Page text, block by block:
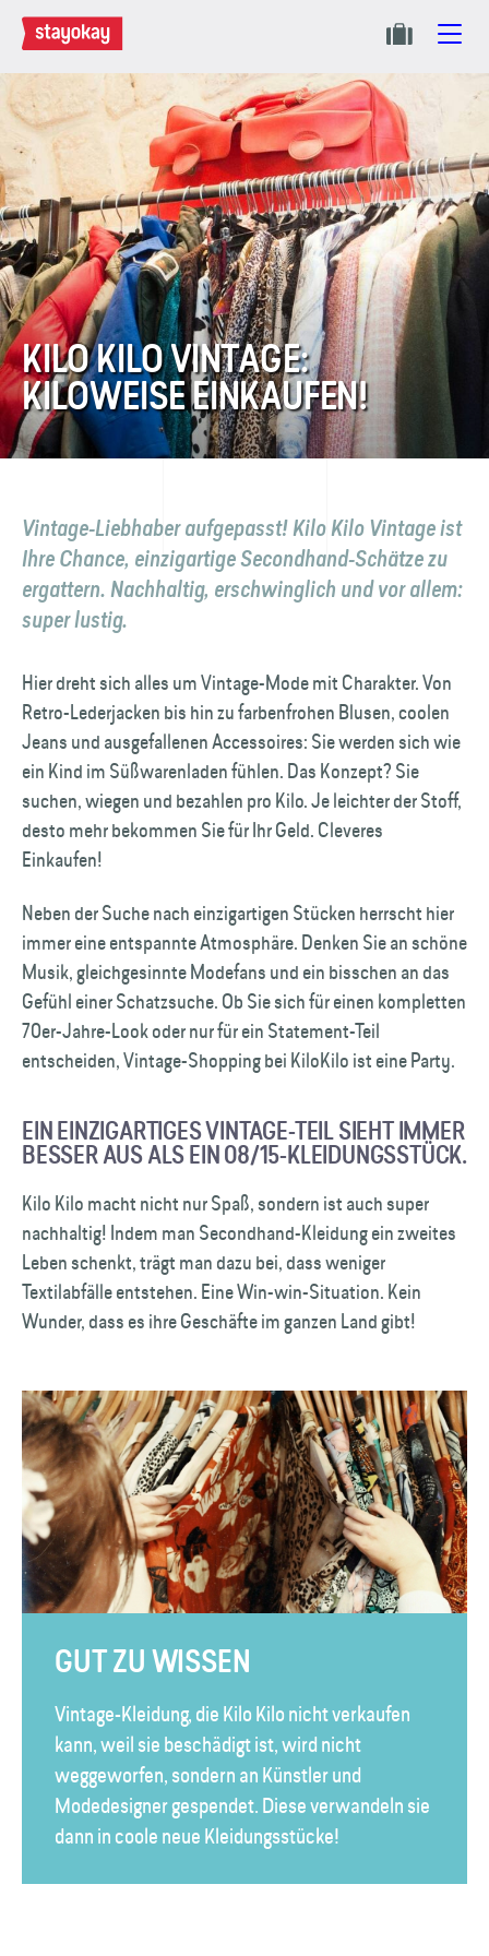
KILO KILO VINTAGE:
KILOWEISE EINKAUFEN!
Vintage-Liebhaber aufgepasst! Kilo Kilo Vintage ist
Ihre Chance, einzigartige Secondhand-Schätze zu
ergattern. Nachhaltig, erschwinglich und vor allem:
super lustig.
Hier dreht sich alles um Vintage-Mode mit Charakter. Von
Retro-Lederjacken bis hin zu farbenfrohen Blusen, coolen
Jeans und ausgefallenen Accessoires: Sie werden sich wie
ein Kind im Süßwarenladen fühlen. Das Konzept? Sie
suchen, wiegen und bezahlen pro Kilo. Je leichter der Stoff,
desto mehr bekommen Sie für Ihr Geld. Cleveres
Einkaufen!
Neben der Suche nach einzigartigen Stücken herrscht hier
immer eine entspannte Atmosphäre. Denken Sie an schöne
Musik, gleichgesinnte Modefans und ein bisschen an das
Gefühl einer Schatzsuche. Ob Sie sich für einen kompletten
70er-Jahre-Look oder nur für ein Statement-Teil
entscheiden, Vintage-Shopping bei KiloKilo ist eine Party.
EIN EINZIGARTIGES VINTAGE-TEIL SIEHT IMMER
BESSER AUS ALS EIN 08/15-KLEIDUNGSSTÜCK.
Kilo Kilo macht nicht nur Spaß, sondern ist auch super
nachhaltig! Indem man Secondhand-Kleidung ein zweites
Leben schenkt, trägt man dazu bei, dass weniger
Textilabfälle entstehen. Eine Win-win-Situation. Kein
Wunder, dass es ihre Geschäfte im ganzen Land gibt!
GUT ZU WISSEN
Vintage-Kleidung, die Kilo Kilo nicht verkaufen
kann, weil sie beschädigt ist, wird nicht
weggeworfen, sondern an Künstler und
Modedesigner gespendet. Diese verwandeln sie
dann in coole neue Kleidungsstücke!